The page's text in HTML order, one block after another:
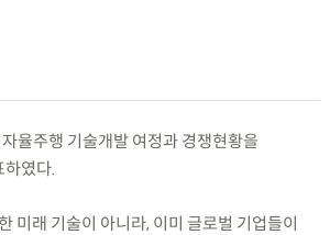
율주행 기술개발 여정과 경쟁현황을
하였다.
미래 기술이 아니라, 이미 글로벌 기업들이